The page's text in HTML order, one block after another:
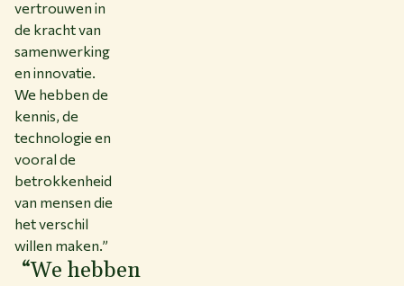
vertrouwen in
de kracht van
samenwerking
en innovatie.
We hebben de
kennis, de
technologie en
vooral de
betrokkenheid
van mensen die
het verschil
willen maken.”
“We hebben